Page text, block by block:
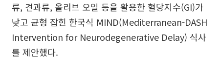
류, 견과류, 올리브 오일 등을 활용한 혈당지수(GI)가
낮고 균형 잡힌 한국식 MIND(Mediterranean-DASH
Intervention for Neurodegenerative Delay) 식사
를 제안했다.